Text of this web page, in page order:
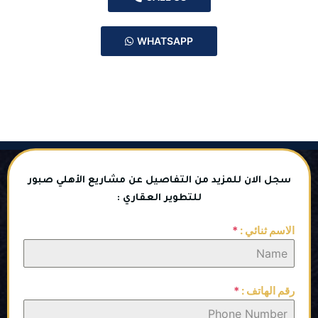
WHATSAPP
سجل الان للمزيد من التفاصيل عن مشاريع الأهلي صبور
للتطوير العقاري :
الاسم ثنائي : *
رقم الهاتف : *